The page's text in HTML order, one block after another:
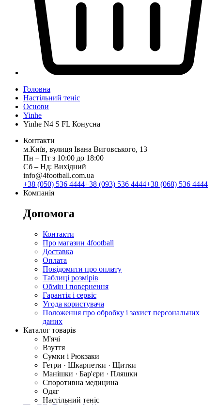
Головна
Настільний теніс
Основи
Yinhe
Yinhe N4 S FL Конусна
Контакти
м.Київ, вулиця Івана Виговського, 13
Пн ‒ Пт з 10:00 до 18:00
Сб ‒ Нд: Вихідний
info@4football.com.ua
+38 (050) 536 4444+38 (093) 536 4444+38 (068) 536 4444
Компанія
Допомога
Контакти
Про магазин 4football
Доставка
Оплата
Повідомити про оплату
Таблиці розмірів
Обмін і повернення
Гарантія і сервіс
Угода користувача
Положення про обробку і захист персональних
даних
Каталог товарів
М'ячі
Взуття
Сумки і Рюкзаки
Гетри · Шкарпетки · Щитки
Манішки · Бар'єри · Пляшки
Споротивна медицина
Одяг
Настільний теніс